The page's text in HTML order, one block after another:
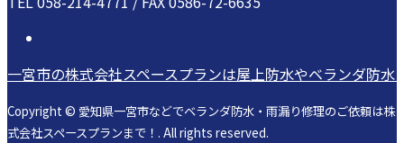
一宮市の株式会社スペースプランは屋上防水やベランダ防水
Copyright © 愛知県一宮市などでベランダ防水・雨漏り修理のご依頼は株
式会社スペースプランまで！. All rights reserved.